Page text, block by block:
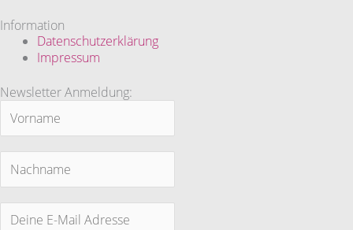
Information
Datenschutzerklärung
Impressum
Newsletter Anmeldung: